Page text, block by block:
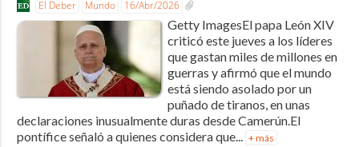
El Deber Mundo 16/Abr/2026
Getty ImagesEl papa León XIV
criticó este jueves a los líderes
que gastan miles de millones en
guerras y afirmó que el mundo
está siendo asolado por un
puñado de tiranos, en unas
declaraciones inusualmente duras desde Camerún.El
pontífice señaló a quienes considera que... + más